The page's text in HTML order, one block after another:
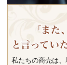
私たちの商売は